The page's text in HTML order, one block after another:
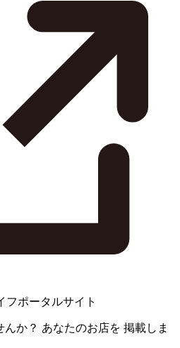
フポータルサイト
んか？ あなたのお店を 掲載しま